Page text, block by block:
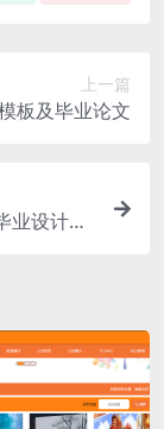
上一篇
板及毕业论文
业设计模